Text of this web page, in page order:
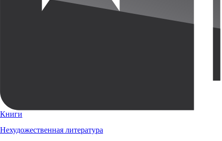
Книги
Нехудожественная литература